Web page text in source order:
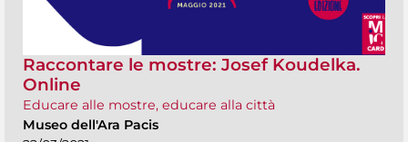
Raccontare le mostre: Josef Koudelka.
Online
Educare alle mostre, educare alla città
Museo dell'Ara Pacis